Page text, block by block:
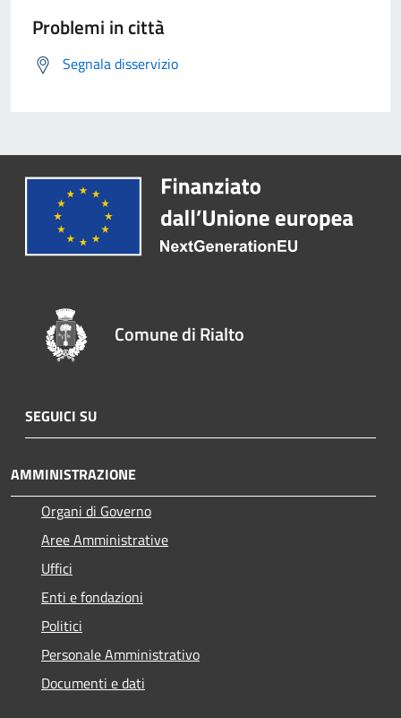
Problemi in città
Segnala disservizio
Comune di Rialto
SEGUICI SU
AMMINISTRAZIONE
Organi di Governo
Aree Amministrative
Uffici
Enti e fondazioni
Politici
Personale Amministrativo
Documenti e dati